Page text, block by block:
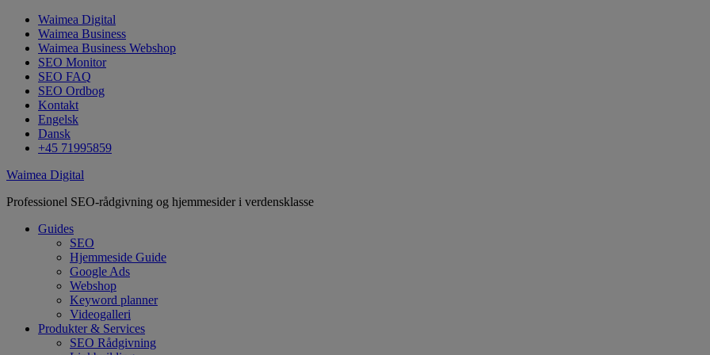
Waimea Digital
Waimea Business
Waimea Business Webshop
SEO Monitor
SEO FAQ
SEO Ordbog
Kontakt
Engelsk
Dansk
+45 71995859
Waimea Digital
Professionel SEO-rådgivning og hjemmesider i verdensklasse
Guides
SEO
Hjemmeside Guide
Google Ads
Webshop
Keyword planner
Videogalleri
Produkter & Services
SEO Rådgivning